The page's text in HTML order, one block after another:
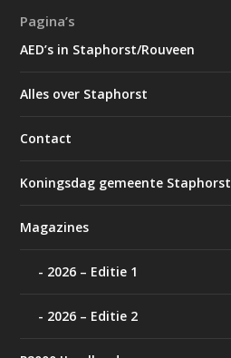
Pagina’s
AED’s in Staphorst/Rouveen
Alles over Staphorst
Contact
Koningsdag gemeente Staphorst
Magazines
2026 – Editie 1
2026 – Editie 2